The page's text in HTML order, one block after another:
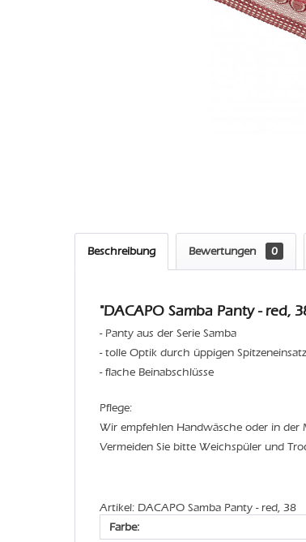
Beschreibung Bewertungen 0
"DACAPO Samba Panty - red,
- Panty aus der Serie Samba
- tolle Optik durch üppigen Spitzeneinsatz
- flache Beinabschlüsse
Pflege:
Wir empfehlen Handwäsche oder in der
Vermeiden Sie bitte Weichspüler und
Artikel: DACAPO Samba Panty - red, 38
Farbe: